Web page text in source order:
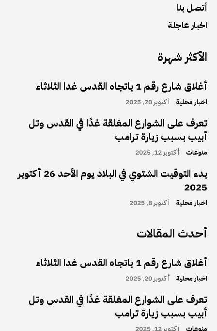
أتصل بنا
اخبار عاجلة
الأكثر شهرة
أغلاق شارع رقم 1 باتجاه القدس غدا الثلاثاء
اخبار محلية أكتوبر 20, 2025
تعرف على الشوارع المغلقة غدًا في القدس وتل
أبيب بسبب زيارة ترامب
منوعات أكتوبر 12, 2025
بدء التوقيت الشتوي في البلاد يوم الأحد 26 أكتوبر
2025
اخبار محلية أكتوبر 8, 2025
أحدث المقالات
أغلاق شارع رقم 1 باتجاه القدس غدا الثلاثاء
اخبار محلية أكتوبر 20, 2025
تعرف على الشوارع المغلقة غدًا في القدس وتل
أبيب بسبب زيارة ترامب
منوعات أكتوبر 12, 2025